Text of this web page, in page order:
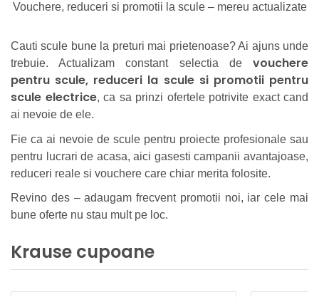
Vouchere, reduceri si promotii la scule – mereu actualizate
Cauti scule bune la preturi mai prietenoase? Ai ajuns unde
trebuie. Actualizam constant selectia de vouchere
pentru scule, reduceri la scule si promotii pentru
scule electrice, ca sa prinzi ofertele potrivite exact cand
ai nevoie de ele.
Fie ca ai nevoie de scule pentru proiecte profesionale sau
pentru lucrari de acasa, aici gasesti campanii avantajoase,
reduceri reale si vouchere care chiar merita folosite.
Revino des – adaugam frecvent promotii noi, iar cele mai
bune oferte nu stau mult pe loc.
Krause cupoane